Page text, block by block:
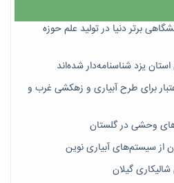
در جمع ۳ مرکز دانشگاهی برتر دنیا در تولید علم حوزه
اعتبار برای طرح آبیاری و زهکشی غرب و
وحشی در گلستان
از سیستم‌های آبیاری نوین